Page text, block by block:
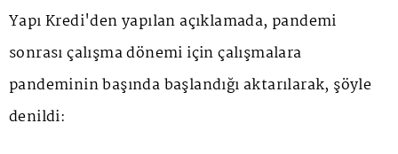
Yapı Kredi'den yapılan açıklamada, pandemi
sonrası çalışma dönemi için çalışmalara
pandeminin başında başlandığı aktarılarak, şöyle
denildi: